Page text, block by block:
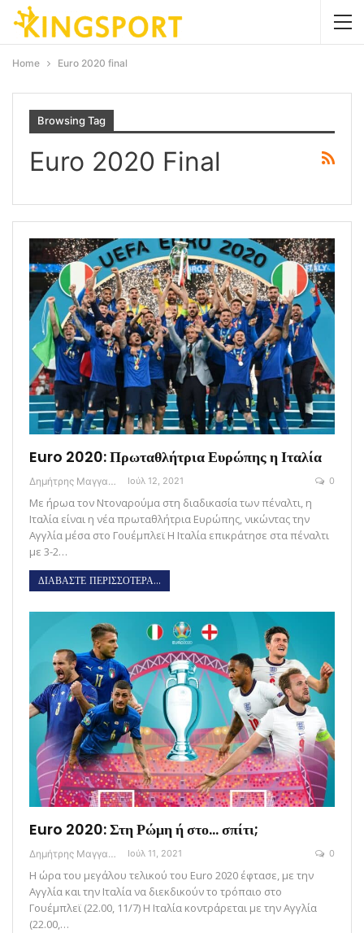
Home Euro 2020 final
Browsing Tag
Euro 2020 Final
Euro 2020: Πρωταθλήτρια Ευρώπης η Ιταλία
Δημήτρης Μαγγανάρης Ιούλ 12, 2021 0
Με ήρωα τον Ντοναρούμα στη διαδικασία των πέναλτι, η
Ιταλία είναι η νέα πρωταθλήτρια Ευρώπης, νικώντας την
Αγγλία μέσα στο Γουέμπλεϊ Η Ιταλία επικράτησε στα πέναλτι
με 3-2…
ΔΙΑΒΑΣΤΕ ΠΕΡΙΣΣΟΤΕΡΑ...
Euro 2020: Στη Ρώμη ή στο… σπίτι;
Δημήτρης Μαγγανάρης Ιούλ 11, 2021 0
Η ώρα του μεγάλου τελικού του Euro 2020 έφτασε, με την
Αγγλία και την Ιταλία να διεκδικούν το τρόπαιο στο
Γουέμπλεϊ (22.00, 11/7) Η Ιταλία κοντράρεται με την Αγγλία
(22.00,…